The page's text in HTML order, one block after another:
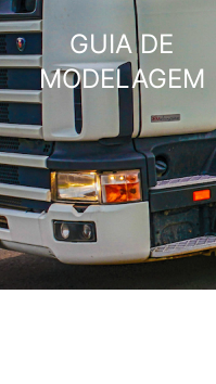
GUIA DE
MODELAGEM